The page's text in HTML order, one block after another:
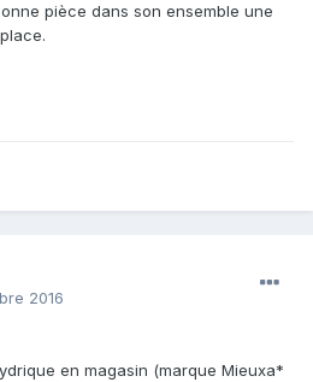
pièce dans son ensemble une
2016
en magasin (marque Mieuxa*